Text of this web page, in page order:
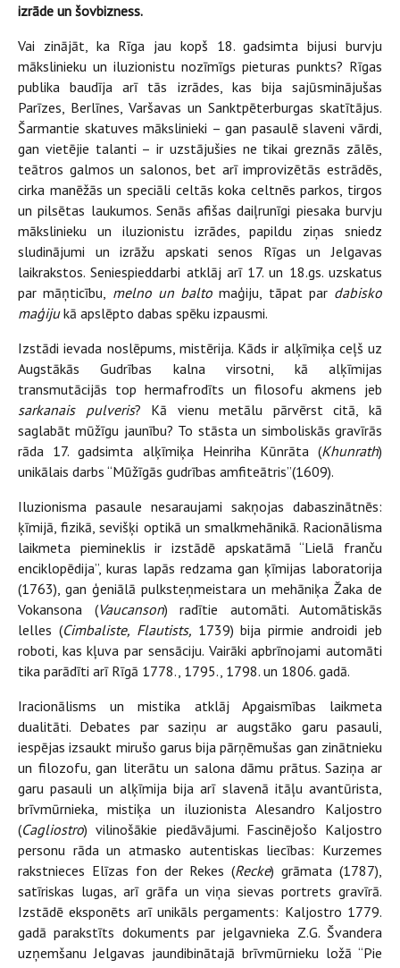
izrāde un šovbizness.
Vai zinājāt, ka Rīga jau kopš 18. gadsimta bijusi burvju
mākslinieku un iluzionistu nozīmīgs pieturas punkts? Rīgas
publika baudīja arī tās izrādes, kas bija sajūsminājušas
Parīzes, Berlīnes, Varšavas un Sanktpēterburgas skatītājus.
Šarmantie skatuves mākslinieki – gan pasaulē slaveni vārdi,
gan vietējie talanti – ir uzstājušies ne tikai greznās zālēs,
teātros galmos un salonos, bet arī improvizētās estrādēs,
cirka manēžās un speciāli celtās koka celtnēs parkos, tirgos
un pilsētas laukumos. Senās afišas daiļrunīgi piesaka burvju
mākslinieku un iluzionistu izrādes, papildu ziņas sniedz
sludinājumi un izrāžu apskati senos Rīgas un Jelgavas
laikrakstos. Seniespieddarbi atklāj arī 17. un 18.gs. uzskatus
par māņticību, melno un balto maģiju, tāpat par dabisko
maģijukā apslēpto dabas spēku izpausmi.
Izstādi ievada noslēpums, mistērija. Kāds ir alķīmiķa ceļš uz
Augstākās Gudrības kalna virsotni, kā alķīmijas
transmutācijās top hermafrodīts un filosofu akmens jeb
sarkanais pulveris? Kā vienu metālu pārvērst citā, kā
saglabāt mūžīgu jaunību? To stāsta un simboliskās gravīrās
rāda 17. gadsimta alķīmiķa Heinriha Kūnrāta (Khunrath)
unikālais darbs “Mūžīgās gudrības amfiteātris”(1609).
Iluzionisma pasaule nesaraujami sakņojas dabaszinātnēs:
ķīmijā, fizikā, sevišķi optikā un smalkmehānikā. Racionālisma
laikmeta piemineklis ir izstādē apskatāmā “Lielā franču
enciklopēdija”, kuras lapās redzama gan ķīmijas laboratorija
(1763), gan ģeniālā pulksteņmeistara un mehāniķa Žaka de
Vokansona (Vaucanson) radītie automāti. Automātiskās
lelles (Cimbaliste, Flautists, 1739) bija pirmie androidi jeb
roboti, kas kļuva par sensāciju. Vairāki apbrīnojami automāti
tika parādīti arī Rīgā 1778., 1795., 1798. un 1806. gadā.
Iracionālisms un mistika atklāj Apgaismības laikmeta
dualitāti. Debates par saziņu ar augstāko garu pasauli,
iespējas izsaukt mirušo garus bija pārņēmušas gan zinātnieku
un filozofu, gan literātu un salona dāmu prātus. Saziņa ar
garu pasauli un alķīmija bija arī slavenā itāļu avantūrista,
brīvmūrnieka, mistiķa un iluzionista Alesandro Kaljostro
(Cagliostro) vilinošākie piedāvājumi. Fascinējošo Kaljostro
personu rāda un atmasko autentiskas liecības: Kurzemes
rakstnieces Elīzas fon der Rekes (Recke) grāmata (1787),
satīriskas lugas, arī grāfa un viņa sievas portrets gravīrā.
Izstādē eksponēts arī unikāls pergaments: Kaljostro 1779.
gadā parakstīts dokuments par jelgavnieka Z.G. Švandera
uzņemšanu Jelgavas jaundibinātajā brīvmūrnieku ložā “Pie